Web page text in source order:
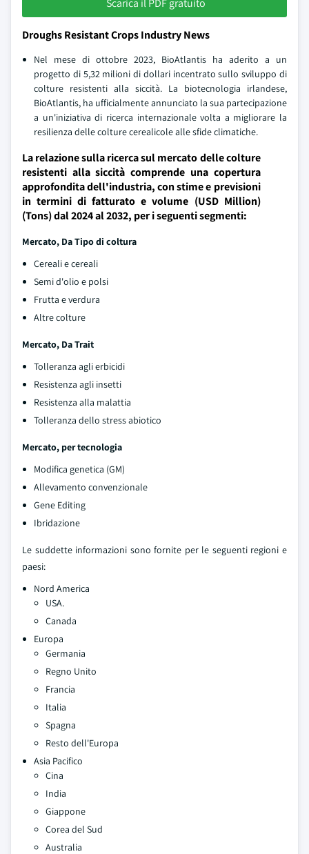
Scarica il PDF gratuito
Droughs Resistant Crops Industry News
Nel mese di ottobre 2023, BioAtlantis ha aderito a un
progetto di 5,32 milioni di dollari incentrato sullo sviluppo di
colture resistenti alla siccità. La biotecnologia irlandese,
BioAtlantis, ha ufficialmente annunciato la sua partecipazione
a un'iniziativa di ricerca internazionale volta a migliorare la
resilienza delle colture cerealicole alle sfide climatiche.
La relazione sulla ricerca sul mercato delle colture
resistenti alla siccità comprende una copertura
approfondita dell'industria, con stime e previsioni
in termini di fatturato e volume (USD Million)
(Tons) dal 2024 al 2032, per i seguenti segmenti:
Mercato, DaTipo di coltura
Cereali e cereali
Semi d'olio e polsi
Frutta e verdura
Altre colture
Mercato, Da Trait
Tolleranza agli erbicidi
Resistenza agli insetti
Resistenza alla malattia
Tolleranza dello stress abiotico
Mercato, per tecnologia
Modifica genetica (GM)
Allevamento convenzionale
Gene Editing
Ibridazione
Le suddette informazioni sono fornite per le seguenti regioni e
paesi:
Nord America
USA.
Canada
Europa
Germania
Regno Unito
Francia
Italia
Spagna
Resto dell'Europa
Asia Pacifico
Cina
India
Giappone
Corea del Sud
Australia